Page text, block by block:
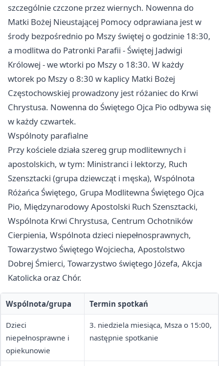
szczególnie czczone przez wiernych. Nowenna do
Matki Bożej Nieustającej Pomocy odprawiana jest w
środy bezpośrednio po Mszy świętej o godzinie 18:30,
a modlitwa do Patronki Parafii - Świętej Jadwigi
Królowej - we wtorki po Mszy o 18:30. W każdy
wtorek po Mszy o 8:30 w kaplicy Matki Bożej
Częstochowskiej prowadzony jest różaniec do Krwi
Chrystusa. Nowenna do Świętego Ojca Pio odbywa się
w każdy czwartek.
Wspólnoty parafialne
Przy kościele działa szereg grup modlitewnych i
apostolskich, w tym: Ministranci i lektorzy, Ruch
Szensztacki (grupa dziewcząt i męska), Wspólnota
Różańca Świętego, Grupa Modlitewna Świętego Ojca
Pio, Międzynarodowy Apostolski Ruch Szensztacki,
Wspólnota Krwi Chrystusa, Centrum Ochotników
Cierpienia, Wspólnota dzieci niepełnosprawnych,
Towarzystwo Świętego Wojciecha, Apostolstwo
Dobrej Śmierci, Towarzystwo świętego Józefa, Akcja
Katolicka oraz Chór.
Wspólnota/grupa Termin spotkań
Dzieci
niepełnosprawne i
opiekunowie
3. niedziela miesiąca, Msza o 15:00,
następnie spotkanie